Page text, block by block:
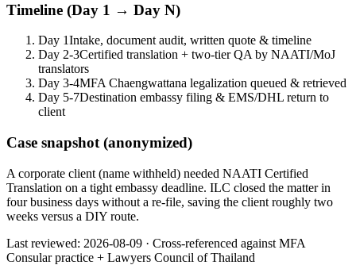
Timeline (Day 1 → Day N)
Day 1Intake, document audit, written quote & timeline
Day 2-3Certified translation + two-tier QA by NAATI/MoJ
translators
Day 3-4MFA Chaengwattana legalization queued & retrieved
Day 5-7Destination embassy filing & EMS/DHL return to
client
Case snapshot (anonymized)
A corporate client (name withheld) needed NAATI Certified
Translation on a tight embassy deadline. ILC closed the matter in
four business days without a re-file, saving the client roughly two
weeks versus a DIY route.
Last reviewed: 2026-08-09 · Cross-referenced against MFA
Consular practice + Lawyers Council of Thailand